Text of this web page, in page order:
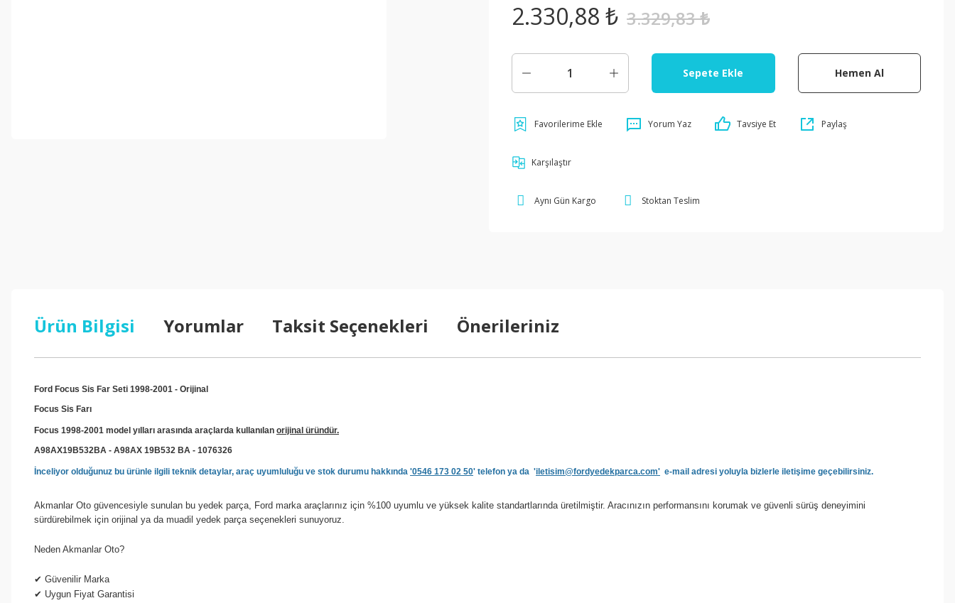
2.330,88 ₺ 3.329,83 ₺
Sepete Ekle Hemen Al
Yorum Yaz Tavsiye Et Paylaş
Karşılaştır
Aynı Gün Kargo Stoktan Teslim
Ürün Bilgisi Yorumlar Taksit Seçenekleri Önerileriniz
Ford Focus Sis Far Seti 1998-2001 - Orijinal
Focus Sis Farı
Focus 1998-2001 model yılları arasında araçlarda kullanılan orijinal üründür.
A98AX19B532BA - A98AX 19B532 BA - 1076326
İnceliyor olduğunuz bu ürünle ilgili teknik detaylar, araç uyumluluğu ve stok durumu hakkında '0546 173 02 50' telefon ya da 'iletisim@fordyedekparca.com' e-mail adresi yoluyla bizlerle iletişime geçebilirsiniz.
Akmanlar Oto güvencesiyle sunulan bu yedek parça, Ford marka araçlarınız için %100 uyumlu ve yüksek kalite standartlarında üretilmiştir. Aracınızın performansını korumak ve güvenli sürüş deneyimini
sürdürebilmek için orijinal ya da muadil yedek parça seçenekleri sunuyoruz.
Neden Akmanlar Oto?
✔ Güvenilir Marka
✔ Uygun Fiyat Garantisi